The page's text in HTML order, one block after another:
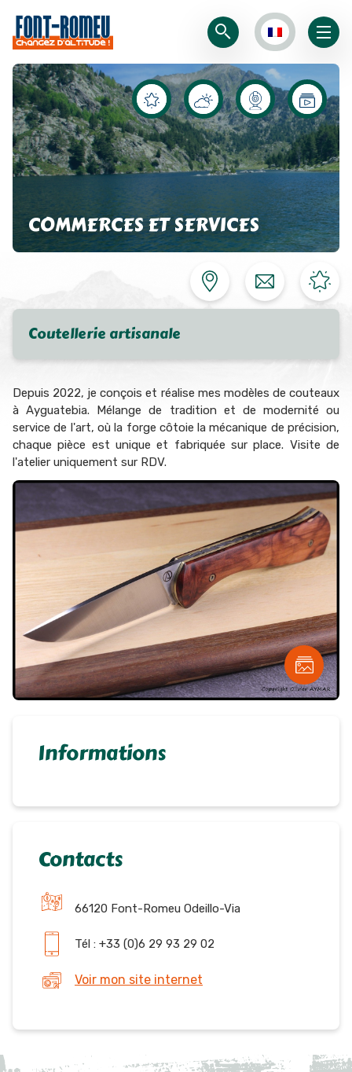
COMMERCES ET SERVICES
Coutellerie artisanale
Depuis 2022, je conçois et réalise mes modèles de couteaux
à Ayguatebia. Mélange de tradition et de modernité ou
service de l'art, où la forge côtoie la mécanique de précision,
chaque pièce est unique et fabriquée sur place. Visite de
l'atelier uniquement sur RDV.
Informations
Contacts
66120 Font-Romeu Odeillo-Via
Tél : +33 (0)6 29 93 29 02
Voir mon site internet